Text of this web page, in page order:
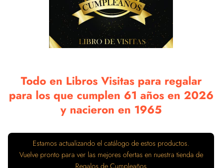
Todo en Libros Visitas para regalar
para los que cumplen 61 años en 2026
y nacieron en 1965